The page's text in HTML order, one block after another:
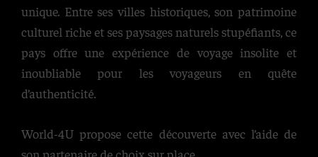
unique. Entre ses villes historiques, son patrimoine
culturel riche et ses paysages naturels stupéfiants, ce
pays offre une expérience de voyage insolite et
inoubliable pour les voyageurs en quête
d’authenticité.
World-4U propose cette découverte avec l’aide de
son partenaire de choix sur place.